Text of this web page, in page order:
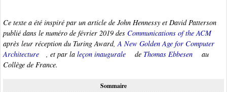
Ce texte a été inspiré par un article de John Hennessy et David Patterson
publié dans le numéro de février 2019 des Communications of the ACM
après leur réception du Turing Award,A New Golden Age for Computer
Architecture
, et par la leçon inaugurale de Thomas Ebbesen
au
Collège de France.
Sommaire